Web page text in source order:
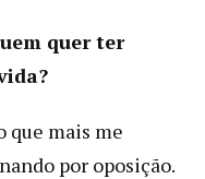
quer ter
que mais me
por oposição.